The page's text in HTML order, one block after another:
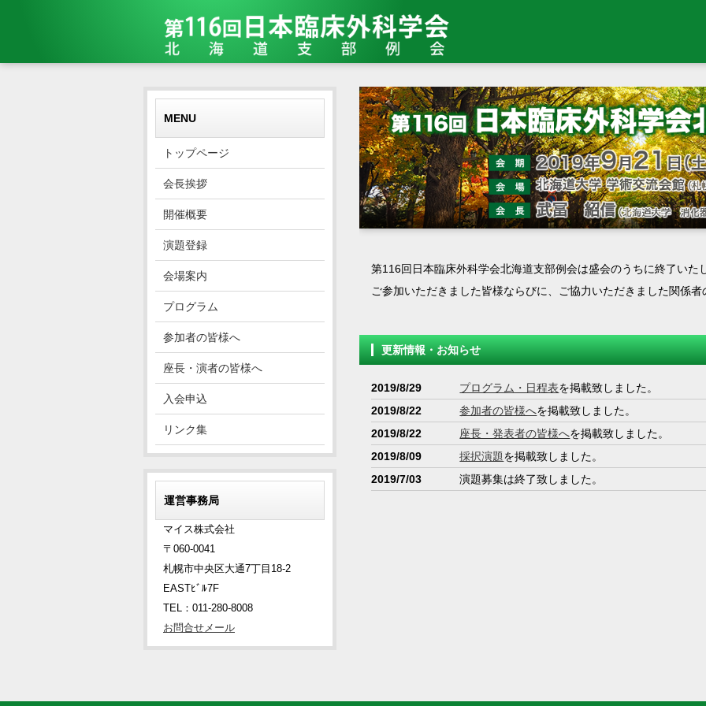
第116回日本臨床外科学会北海道支部例会は盛会のうちに終了いた
ご参加いただきました皆様ならびに、ご協力いただきました関係者
更新情報・お知らせ
2019/8/29 プログラム・日程表を掲載致しました。
2019/8/22
参加者の皆様へを掲載致しました。
2019/8/22
座長・発表者の皆様へを掲載致しました。
2019/8/09
採択演題を掲載致しました。
2019/7/03
演題募集は終了致しました。
MENU
トップページ
会長挨拶
開催概要
演題登録
会場案内
プログラム
参加者の皆様へ
座長・演者の皆様へ
入会申込
リンク集
運営事務局
マイス株式会社
〒060-0041
札幌市中央区大通7丁目18-2
EASTﾋﾞﾙ7F
TEL：011-280-8008
お問合せメール